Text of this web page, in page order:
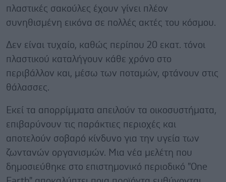
πλαστικές σακούλες έχουν γίνει πλέον
συνηθισμένη εικόνα σε πολλές ακτές του κόσμου.
Δεν είναι τυχαίο, καθώς περίπου 20 εκατ. τόνοι
πλαστικού καταλήγουν κάθε χρόνο στο
περιβάλλον και, μέσω των ποταμών, φτάνουν στις
θάλασσες.
Εκεί τα απορρίμματα απειλούν τα οικοσυστήματα,
επιβαρύνουν τις παράκτιες περιοχές και
αποτελούν σοβαρό κίνδυνο για την υγεία των
ζωντανών οργανισμών. Μια νέα μελέτη που
δημοσιεύθηκε στο επιστημονικό περιοδικό "One